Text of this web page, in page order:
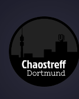
Inhalt